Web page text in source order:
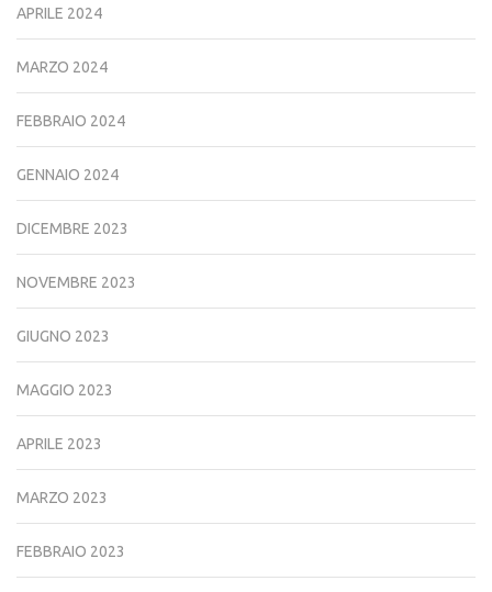
APRILE 2024
MARZO 2024
FEBBRAIO 2024
GENNAIO 2024
DICEMBRE 2023
NOVEMBRE 2023
GIUGNO 2023
MAGGIO 2023
APRILE 2023
MARZO 2023
FEBBRAIO 2023